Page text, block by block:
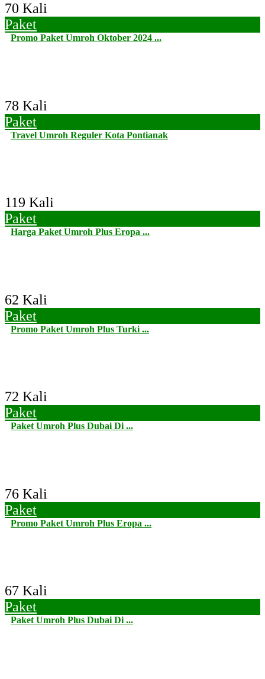
70 Kali
Paket
Promo Paket Umroh Oktober 2024 ...
78 Kali
Paket
Travel Umroh Reguler Kota Pontianak
119 Kali
Paket
Harga Paket Umroh Plus Eropa ...
62 Kali
Paket
Promo Paket Umroh Plus Turki ...
72 Kali
Paket
Paket Umroh Plus Dubai Di ...
76 Kali
Paket
Promo Paket Umroh Plus Eropa ...
67 Kali
Paket
Paket Umroh Plus Dubai Di ...